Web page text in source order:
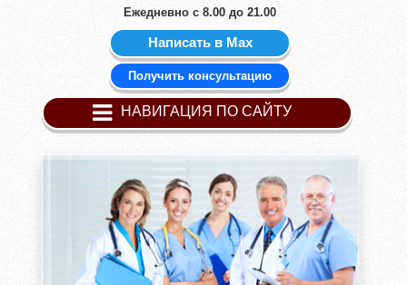
Ежедневно с 8.00 до 21.00
Написать в Мах
Получить консультацию
НАВИГАЦИЯ ПО САЙТУ